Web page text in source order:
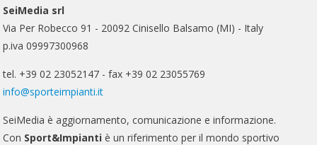
SeiMedia srl
Via Per Robecco 91 - 20092 Cinisello Balsamo (MI) - Italy
p.iva 09997300968
tel. +39 02 23052147 - fax +39 02 23055769
info@sporteimpianti.it
SeiMedia è aggiornamento, comunicazione e informazione.
Con Sport&Impianti è un riferimento per il mondo sportivo